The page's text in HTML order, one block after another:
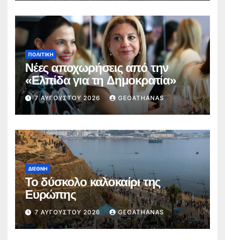
ΠΟΛΙΤΙΚΉ
Νέες αποχωρήσεις από την
«Ελπίδα για τη Δημοκρατία»
7 ΑΥΓΟΎΣΤΟΥ 2026 GEOATHANAS
ΔΙΕΘΝΉ
Το δύσκολο καλοκαίρι της
Ευρώπης
7 ΑΥΓΟΎΣΤΟΥ 2026 GEOATHANAS